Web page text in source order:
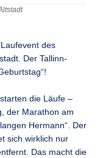
des
Der Tallinn-
die Läufe –
der Marathon am
Hermann“. Der
sich wirklich nur
Das macht die